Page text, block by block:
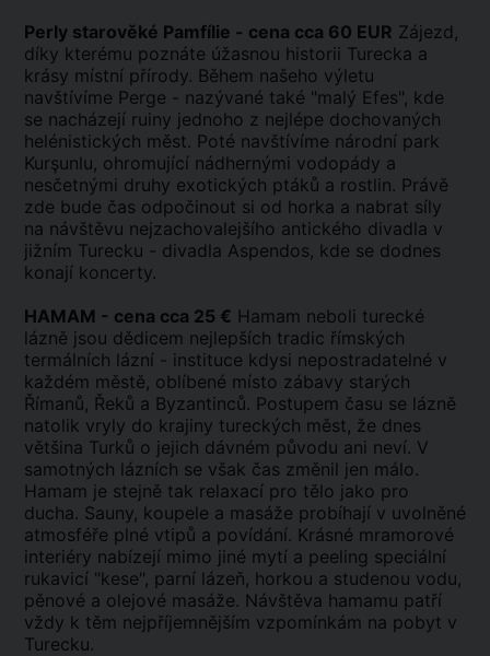
Perly starověké Pamfílie - cena cca 60 EUR Zájezd,
díky kterému poznáte úžasnou historii Turecka a
krásy místní přírody. Během našeho výletu
navštívíme Perge - nazývané také "malý Efes", kde
se nacházejí ruiny jednoho z nejlépe dochovaných
helénistických měst. Poté navštívíme národní park
Kurşunlu, ohromující nádhernými vodopády a
nesčetnými druhy exotických ptáků a rostlin. Právě
zde bude čas odpočinout si od horka a nabrat síly
na návštěvu nejzachovalejšího antického divadla v
jižním Turecku - divadla Aspendos, kde se dodnes
konají koncerty.
HAMAM - cena cca 25 € Hamam neboli turecké
lázně jsou dědicem nejlepších tradic římských
termálních lázní - instituce kdysi nepostradatelné v
každém městě, oblíbené místo zábavy starých
Římanů, Řeků a Byzantinců. Postupem času se lázně
natolik vryly do krajiny tureckých měst, že dnes
většina Turků o jejich dávném původu ani neví. V
samotných lázních se však čas změnil jen málo.
Hamam je stejně tak relaxací pro tělo jako pro
ducha. Sauny, koupele a masáže probíhají v uvolněné
atmosféře plné vtipů a povídání. Krásné mramorové
interiéry nabízejí mimo jiné mytí a peeling speciální
rukavicí "kese", parní lázeň, horkou a studenou vodu,
pěnové a olejové masáže. Návštěva hamamu patří
vždy k těm nejpříjemnějším vzpomínkám na pobyt v
Turecku.